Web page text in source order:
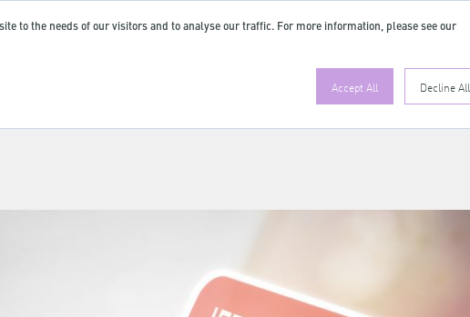
to the needs of our visitors and to analyse our traffic. For more information, please see our
Accept All Decline All